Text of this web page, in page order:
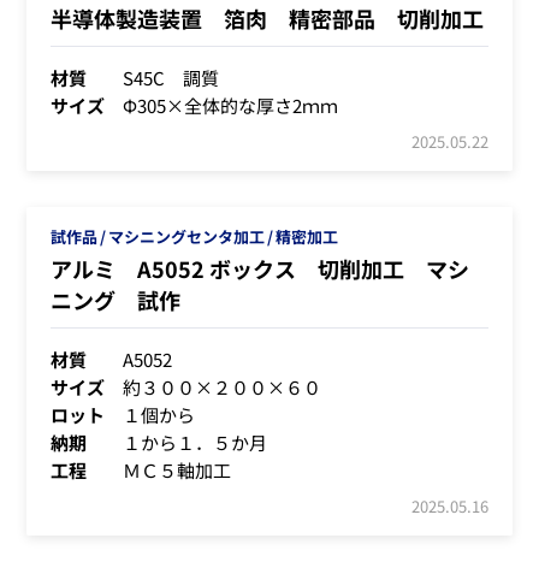
半導体製造装置 箔肉 精密部品 切削加工
材質
S45C 調質
サイズ
Φ305×全体的な厚さ2ｍｍ
2025.05.22
試作品 マシニングセンタ加工 精密加工
アルミ A5052 ボックス 切削加工 マシ
ニング 試作
材質
A5052
サイズ
約３００×２００×６０
ロット
１個から
納期
１から１．５か月
工程
ＭＣ５軸加工
2025.05.16